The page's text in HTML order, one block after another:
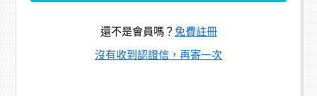
還不是會員嗎？ 免費註冊
沒有收到認證信，再寄一次